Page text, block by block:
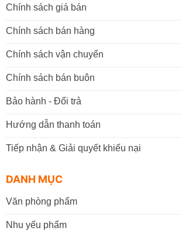
Chính sách giá bán
Chính sách bán hàng
Chính sách vận chuyển
Chính sách bán buôn
Bảo hành - Đổi trả
Hướng dẫn thanh toán
Tiếp nhận & Giải quyết khiếu nại
DANH MỤC
Văn phòng phẩm
Nhu yếu phẩm